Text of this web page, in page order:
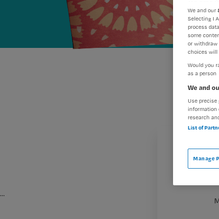
…
We and our
Selecting I
process
some
or withdraw
choices will
Would you
as a person
We and
Use
information
research
List of
Manage